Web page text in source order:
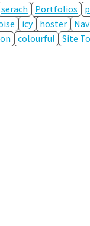
serach Portfolios
icy hoster
colourful Site